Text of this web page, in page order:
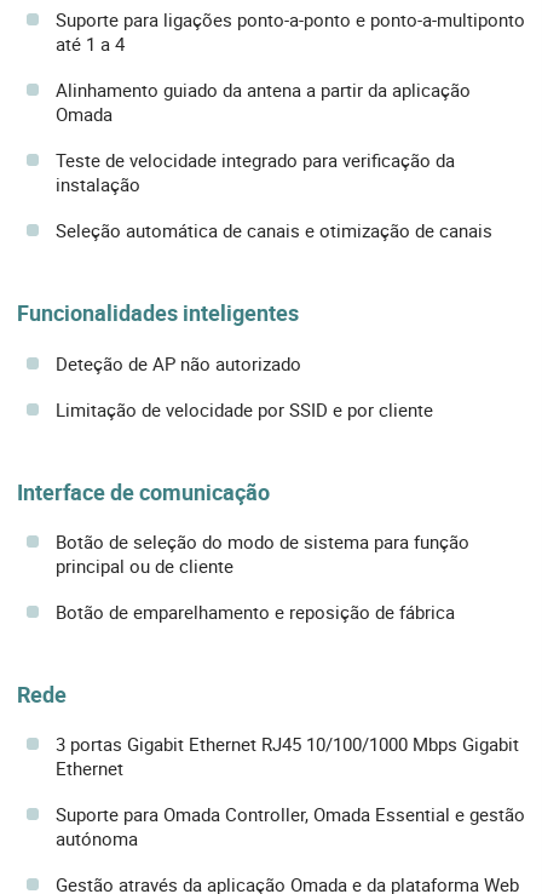
Suporte para ligações ponto-a-ponto e ponto-a-multiponto
até 1 a 4
Alinhamento guiado da antena a partir da aplicação
Omada
Teste de velocidade integrado para verificação da
instalação
Seleção automática de canais e otimização de canais
Funcionalidades inteligentes
Deteção de AP não autorizado
Limitação de velocidade por SSID e por cliente
Interface de comunicação
Botão de seleção do modo de sistema para função
principal ou de cliente
Botão de emparelhamento e reposição de fábrica
Rede
3 portas Gigabit Ethernet RJ45 10/100/1000 Mbps Gigabit
Ethernet
Suporte para Omada Controller, Omada Essential e gestão
autónoma
Gestão através da aplicação Omada e da plataforma Web